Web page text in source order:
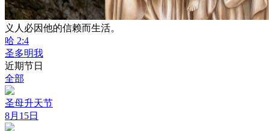
义人必因他的信赖而生活。
哈 2:4
圣多明我
近期节日
全部
圣母升天节
8月15日